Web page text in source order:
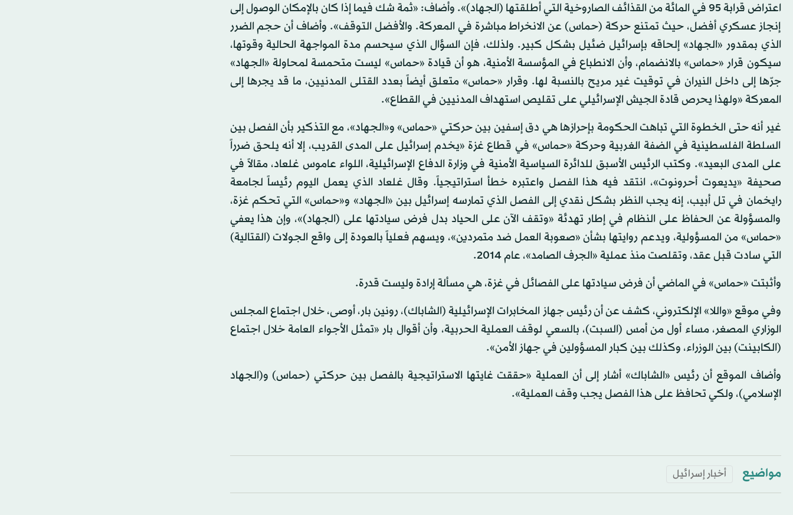
اعتراض قرابة 95 في المائة من القذائف الصاروخية التي أطلقتها (الجهاد)». وأضاف: «ثمة شك فيما إذا كان بالإمكان الوصول إلى
إنجاز عسكري أفضل، حيث تمتنع حركة (حماس) عن الانخراط مباشرة في المعركة. والأفضل التوقف». وأضاف أن حجم الضرر
الذي بمقدور «الجهاد» إلحاقه بإسرائيل ضئيل بشكل كبير. ولذلك، فإن السؤال الذي سيحسم مدة المواجهة الحالية وقوتها،
سيكون قرار «حماس» بالانضمام، وأن الانطباع في المؤسسة الأمنية، هو أن قيادة «حماس» ليست متحمسة لمحاولة «الجهاد»
جرّها إلى داخل النيران في توقيت غير مريح بالنسبة لها. وقرار «حماس» متعلق أيضاً بعدد القتلى المدنيين، ما قد يجرها إلى
المعركة «ولهذا يحرص قادة الجيش الإسرائيلي على تقليص استهداف المدنيين في القطاع».
غير أنه حتى الخطوة التي تباهت الحكومة بإحرازها هي دق إسفين بين حركتي «حماس» و«الجهاد»، مع التذكير بأن الفصل بين
السلطة الفلسطينية في الضفة الغربية وحركة «حماس» في قطاع غزة «يخدم إسرائيل على المدى القريب، إلا أنه يلحق ضرراً
على المدى البعيد». وكتب الرئيس الأسبق للدائرة السياسية الأمنية في وزارة الدفاع الإسرائيلية، اللواء عاموس غلعاد، مقالاً في
صحيفة «يديعوت أحرونوت»، انتقد فيه هذا الفصل واعتبره خطأ استراتيجياً. وقال غلعاد الذي يعمل اليوم رئيساً لجامعة
رايخمان في تل أبيب، إنه يجب النظر بشكل نقدي إلى الفصل الذي تمارسه إسرائيل بين «الجهاد» و«حماس» التي تحكم غزة،
والمسؤولة عن الحفاظ على النظام في إطار تهدئة «وتقف الآن على الحياد بدل فرض سيادتها على (الجهاد)»، وإن هذا يعفي
«حماس» من المسؤولية، ويدعم روايتها بشأن «صعوبة العمل ضد متمردين»، ويسهم فعلياً بالعودة إلى واقع الجولات (القتالية)
التي سادت قبل عقد، وتقلصت منذ عملية «الجرف الصامد»، عام 2014.
وأثبتت «حماس» في الماضي أن فرض سيادتها على الفصائل في غزة، هي مسألة إرادة وليست قدرة.
وفي موقع «واللا» الإلكتروني، كشف عن أن رئيس جهاز المخابرات الإسرائيلية (الشاباك)، رونين بار، أوصى، خلال اجتماع المجلس
الوزاري المصغر، مساء أول من أمس (السبت)، بالسعي لوقف العملية الحربية، وأن أقوال بار «تمثل الأجواء العامة خلال اجتماع
(الكابينت) بين الوزراء، وكذلك بين كبار المسؤولين في جهاز الأمن».
وأضاف الموقع أن رئيس «الشاباك» أشار إلى أن العملية «حققت غايتها الاستراتيجية بالفصل بين حركتي (حماس) و(الجهاد
الإسلامي)، ولكي تحافظ على هذا الفصل يجب وقف العملية».
مواضيع أخبار إسرائيل